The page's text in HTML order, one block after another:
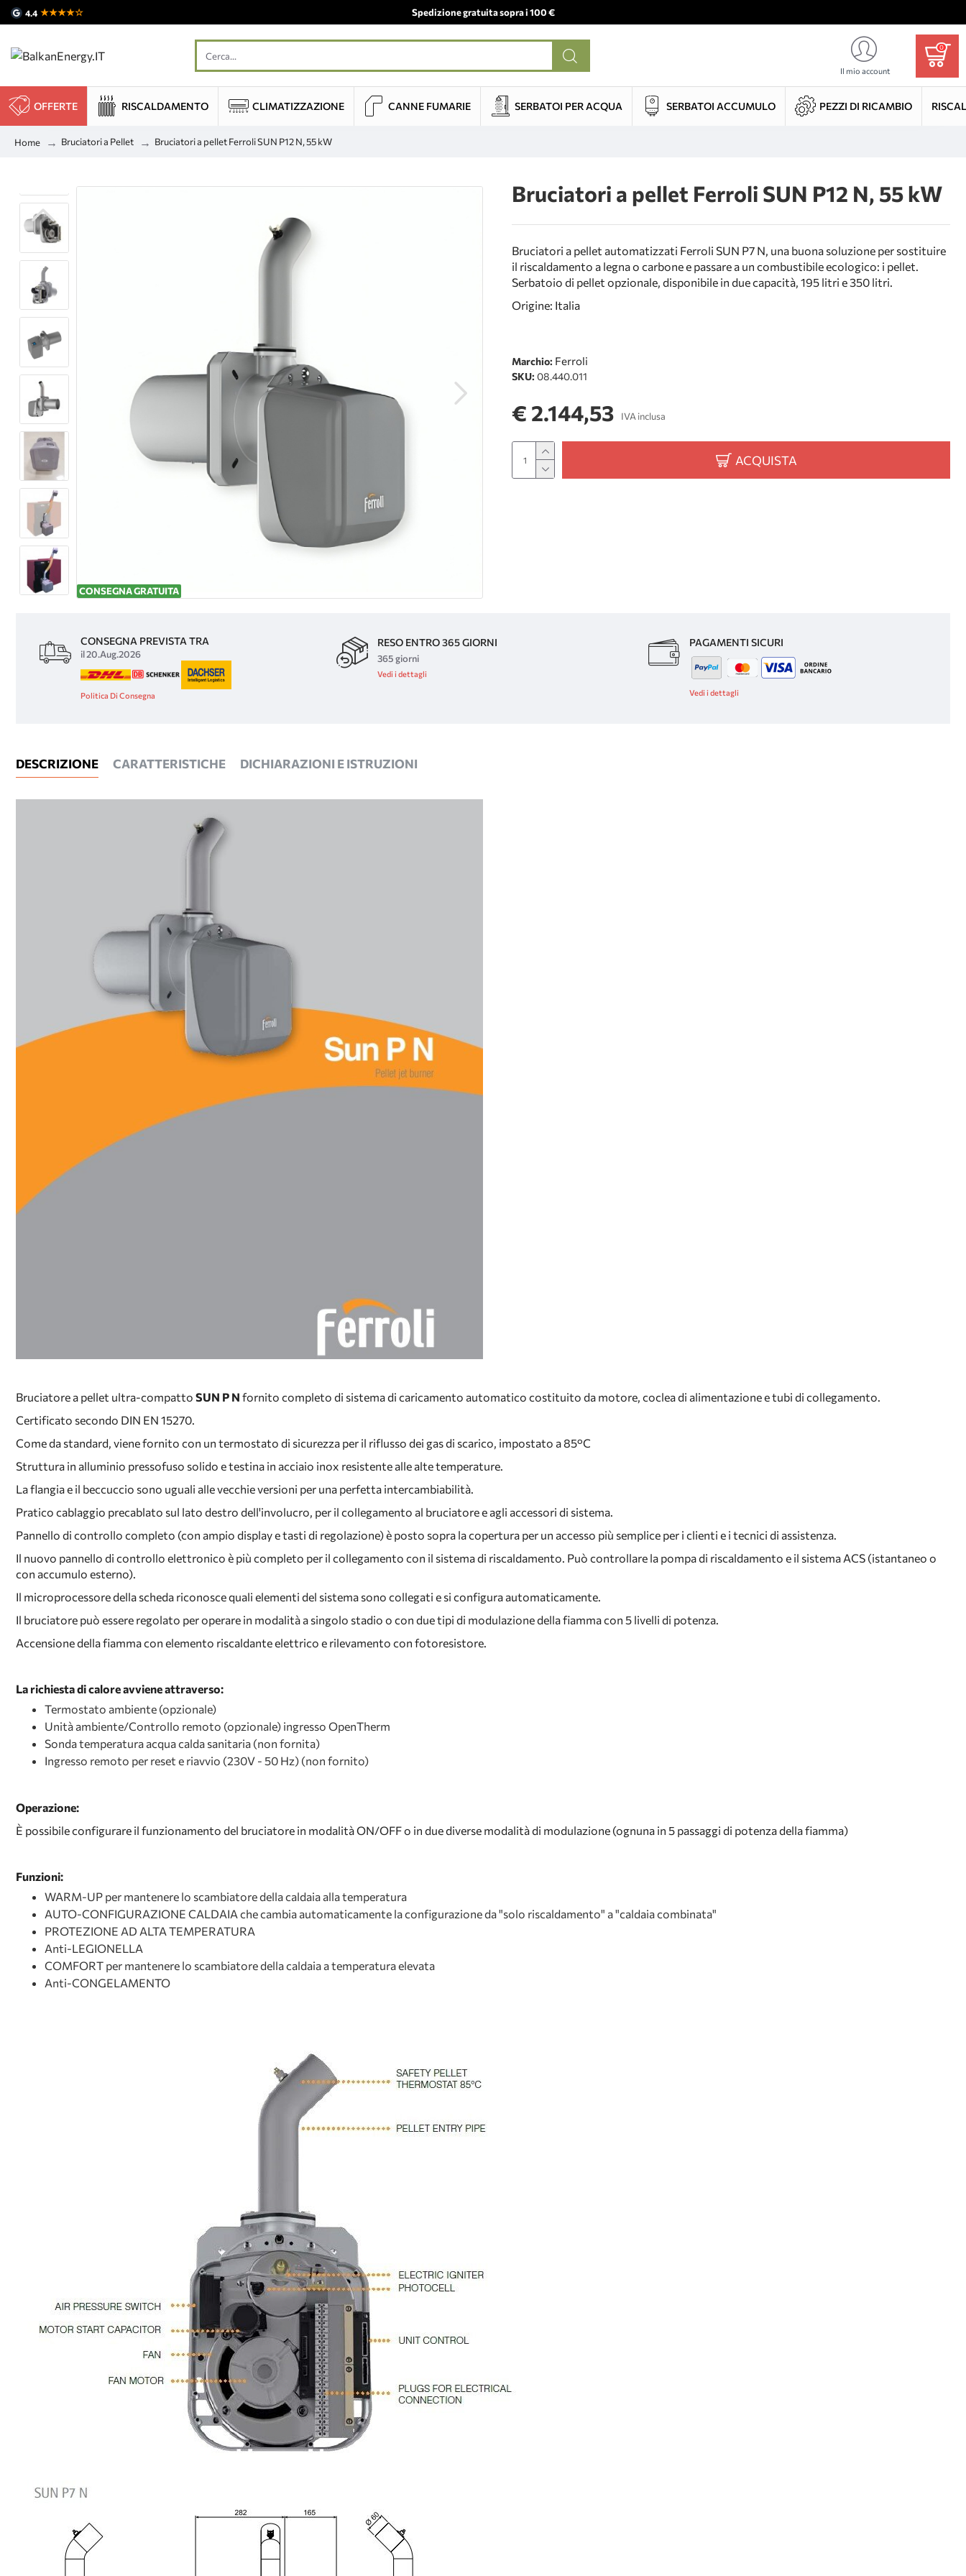
4.4 ★★★★☆ Spedizione gratuita sopra i 100 €
Il mio account
0
OFFERTE RISCALDAMENTO CLIMATIZZAZIONE CANNE FUMARIE SERBATOI PER ACQUA SERBATOI ACCUMULO PEZZI DI RICAMBIO
Home Bruciatori a Pellet Bruciatori a pellet Ferroli SUN P12 N, 55 kW
CONSEGNA GRATUITA
Bruciatori a pellet Ferroli SUN P12 N, 55 kW
Bruciatori a pellet automatizzati Ferroli SUN P7 N, una buona soluzione per sostituire
il riscaldamento a legna o carbone e passare a un combustibile ecologico: i pellet.
Serbatoio di pellet opzionale, disponibile in due capacità, 195 litri e 350 litri.
Origine: Italia
Marchio: Ferroli
SKU: 08.440.011
€ 2.144,53 IVA inclusa
ACQUISTA
CONSEGNA PREVISTA TRA
il 20.Aug.2026
Politica Di Consegna
RESO ENTRO 365 GIORNI
365 giorni
Vedi i dettagli
PAGAMENTI SICURI
Vedi i dettagli
DESCRIZIONE CARATTERISTICHE DICHIARAZIONI E ISTRUZIONI
Bruciatore a pellet ultra-compatto SUN P N fornito completo di sistema di caricamento automatico costituito da motore, coclea di alimentazione e tubi di collegamento.
Certificato secondo DIN EN 15270.
Come da standard, viene fornito con un termostato di sicurezza per il riflusso dei gas di scarico, impostato a 85°C
Struttura in alluminio pressofuso solido e testina in acciaio inox resistente alle alte temperature.
La flangia e il beccuccio sono uguali alle vecchie versioni per una perfetta intercambiabilità.
Pratico cablaggio precablato sul lato destro dell'involucro, per il collegamento al bruciatore e agli accessori di sistema.
Pannello di controllo completo (con ampio display e tasti di regolazione) è posto sopra la copertura per un accesso più semplice per i clienti e i tecnici di assistenza.
Il nuovo pannello di controllo elettronico è più completo per il collegamento con il sistema di riscaldamento. Può controllare la pompa di riscaldamento e il sistema ACS (istantaneo o
con accumulo esterno).
Il microprocessore della scheda riconosce quali elementi del sistema sono collegati e si configura automaticamente.
Il bruciatore può essere regolato per operare in modalità a singolo stadio o con due tipi di modulazione della fiamma con 5 livelli di potenza.
Accensione della fiamma con elemento riscaldante elettrico e rilevamento con fotoresistore.
La richiesta di calore avviene attraverso:
Termostato ambiente (opzionale)
Unità ambiente/Controllo remoto (opzionale) ingresso OpenTherm
Sonda temperatura acqua calda sanitaria (non fornita)
Ingresso remoto per reset e riavvio (230V - 50 Hz) (non fornito)
Operazione:
È possibile configurare il funzionamento del bruciatore in modalità ON/OFF o in due diverse modalità di modulazione (ognuna in 5 passaggi di potenza della fiamma)
Funzioni:
WARM-UP per mantenere lo scambiatore della caldaia alla temperatura
AUTO-CONFIGURAZIONE CALDAIA che cambia automaticamente la configurazione da "solo riscaldamento" a "caldaia combinata"
PROTEZIONE AD ALTA TEMPERATURA
Anti-LEGIONELLA
COMFORT per mantenere lo scambiatore della caldaia a temperatura elevata
Anti-CONGELAMENTO